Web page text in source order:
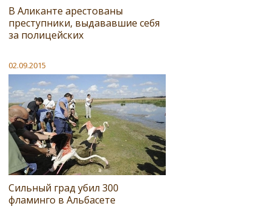
В Аликанте арестованы
преступники, выдававшие себя
за полицейских
02.09.2015
Сильный град убил 300
фламинго в Альбасете